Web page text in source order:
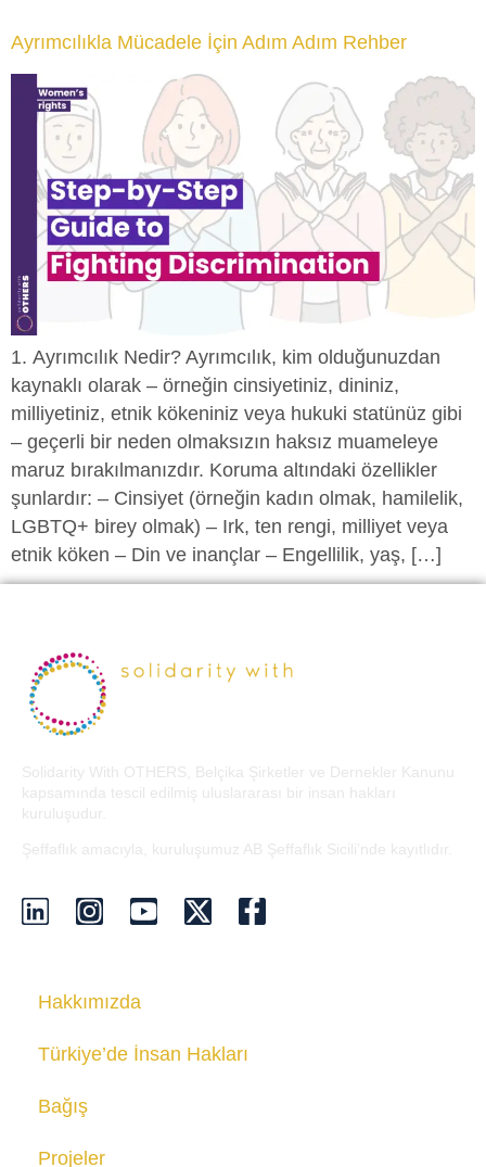
Ayrımcılıkla Mücadele İçin Adım Adım Rehber
1. Ayrımcılık Nedir? Ayrımcılık, kim olduğunuzdan
kaynaklı olarak – örneğin cinsiyetiniz, dininiz,
milliyetiniz, etnik kökeniniz veya hukuki statünüz gibi
– geçerli bir neden olmaksızın haksız muameleye
maruz bırakılmanızdır. Koruma altındaki özellikler
şunlardır: – Cinsiyet (örneğin kadın olmak, hamilelik,
LGBTQ+ birey olmak) – Irk, ten rengi, milliyet veya
etnik köken – Din ve inançlar – Engellilik, yaş, […]
Solidarity With OTHERS, Belçika Şirketler ve Dernekler Kanunu
kapsamında tescil edilmiş uluslararası bir insan hakları
kuruluşudur.
Şeffaflık amacıyla, kuruluşumuz AB Şeffaflık Sicili’nde kayıtlıdır.
Hakkımızda
Türkiye’de İnsan Hakları
Bağış
Projeler